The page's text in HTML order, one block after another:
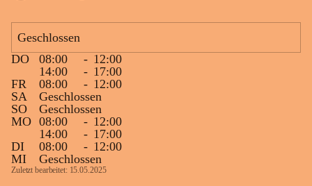
Geschlossen
DO
08:00 - 12:00
14:00
- 17:00
FR
08:00 - 12:00
SA
Geschlossen
SO
Geschlossen
MO 08:00 - 12:00
14:00
- 17:00
DI
08:00 - 12:00
MI
Geschlossen
Zuletzt bearbeitet: 15.05.2025